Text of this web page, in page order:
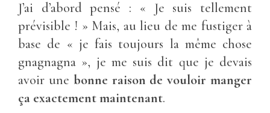
J’ai d’abord pensé : « Je suis tellement
prévisible ! » Mais, au lieu de me fustiger à
base de « je fais toujours la même chose
gnagnagna », je me suis dit que je devais
avoir une bonne raison de vouloir manger
ça exactement maintenant.